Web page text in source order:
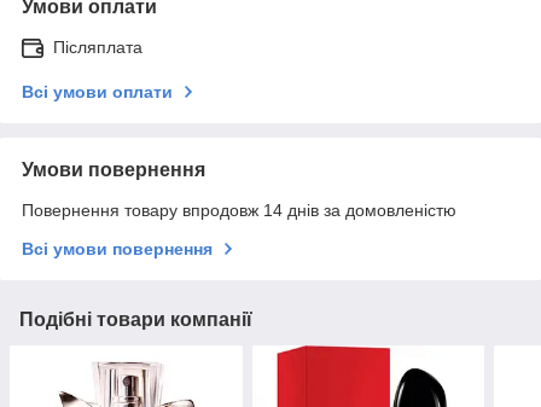
Умови оплати
Післяплата
Всі умови оплати
Умови повернення
Повернення товару впродовж 14 днів за домовленістю
Всі умови повернення
Подібні товари компанії